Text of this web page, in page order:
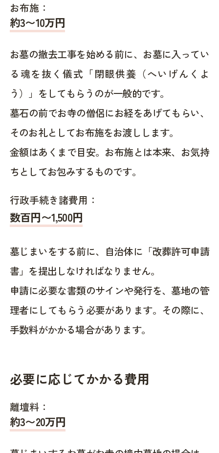
お布施：
約3〜10万円
お墓の撤去工事を始める前に、お墓に入ってい
る魂を抜く儀式「閉眼供養（へいげんくよ
う）」をしてもらうのが一般的です。
墓石の前でお寺の僧侶にお経をあげてもらい、
そのお礼としてお布施をお渡しします。
金額はあくまで目安。お布施とは本来、お気持
ちとしてお包みするものです。
行政手続き諸費用：
数百円〜1,500円
墓じまいをする前に、自治体に「改葬許可申請
書」を提出しなければなりません。
申請に必要な書類のサインや発行を、墓地の管
理者にしてもらう必要があります。その際に、
手数料がかかる場合があります。
必要に応じてかかる費用
離壇料：
約3〜20万円